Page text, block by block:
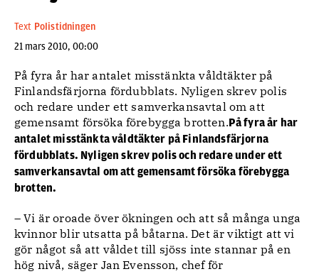
Text Polistidningen
21 mars 2010, 00:00
På fyra år har antalet misstänkta våldtäkter på
Finlandsfärjorna fördubblats. Nyligen skrev polis
och redare under ett samverkansavtal om att
gemensamt försöka förebygga brotten.På fyra år har
antalet misstänkta våldtäkter på Finlandsfärjorna
fördubblats. Nyligen skrev polis och redare under ett
samverkansavtal om att gemensamt försöka förebygga
brotten.
– Vi är oroade över ökningen och att så många unga
kvinnor blir utsatta på båtarna. Det är viktigt att vi
gör något så att våldet till sjöss inte stannar på en
hög nivå, säger Jan Evensson, chef för